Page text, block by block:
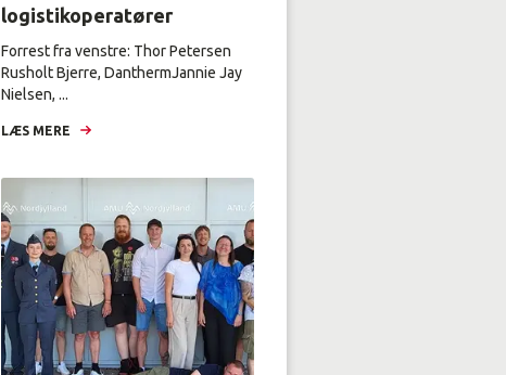
logistikoperatører
Forrest fra venstre: Thor Petersen
Rusholt Bjerre, DanthermJannie Jay
Nielsen, ...
LÆS MERE